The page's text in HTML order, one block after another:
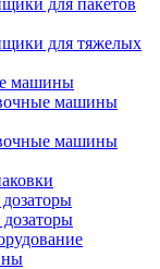
для тяжелых
машины
машины
машины